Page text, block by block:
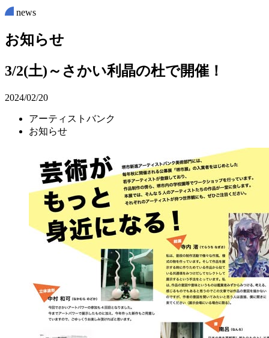
news
お知らせ
3/2(土)～さかい利晶の杜で開催！
2024/02/20
アーティストバンク
お知らせ